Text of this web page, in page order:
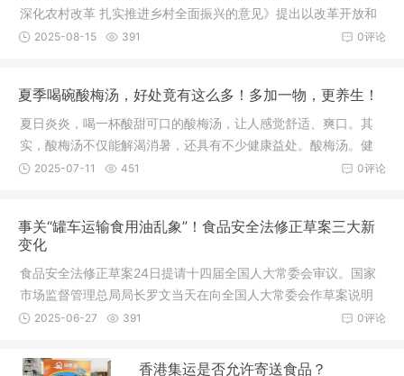
深化农村改革 扎实推进乡村全面振兴的意见》提出以改革开放和
科技创新为动力巩固和完善农村基本经营制度深入学习运用“千万
0评论
2025-08-15 391
夏季喝碗酸梅汤，好处竟有这么多！多加一物，更养生！
夏日炎炎，喝一杯酸甜可口的酸梅汤，让人感觉舒适、爽口。其
实，酸梅汤不仅能解渴消暑，还具有不少健康益处。酸梅汤。健
康时报资料图夏季喝点酸梅汤，竟有这么多好处！1、生津止渴据
0评论
2025-07-11 451
事关“罐车运输食用油乱象”！食品安全法修正草案三大新
变化
食品安全法修正草案24日提请十四届全国人大常委会审议。国家
市场监督管理总局局长罗文当天在向全国人大常委会作草案说明
时表示，2024年，媒体曝光的“罐车运输食用植物油乱象”暴露出
0评论
2025-06-27 391
香港集运是否允许寄送食品？